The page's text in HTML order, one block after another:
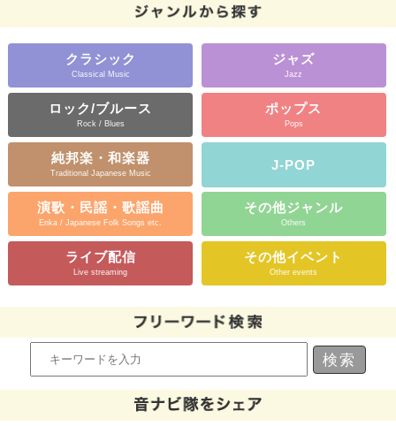
クラシック
Classical Music
ジャズ
Jazz
ロック/ブルース
Rock / Blues
ポップス
Pops
純邦楽・和楽器
Traditional Japanese Music
J-POP
演歌・民謡・歌謡曲
Enka / Japanese Folk Songs etc.
その他ジャンル
Others
ライブ配信
Live streaming
その他イベント
Other events